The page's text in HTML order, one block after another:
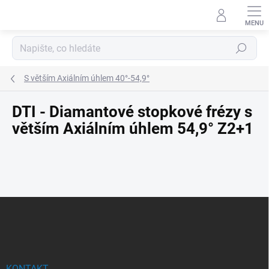
Hledat
S větším Axiálním úhlem 40°-54,9°
DTI - Diamantové stopkové frézy s
větším Axiálním úhlem 54,9° Z2+1